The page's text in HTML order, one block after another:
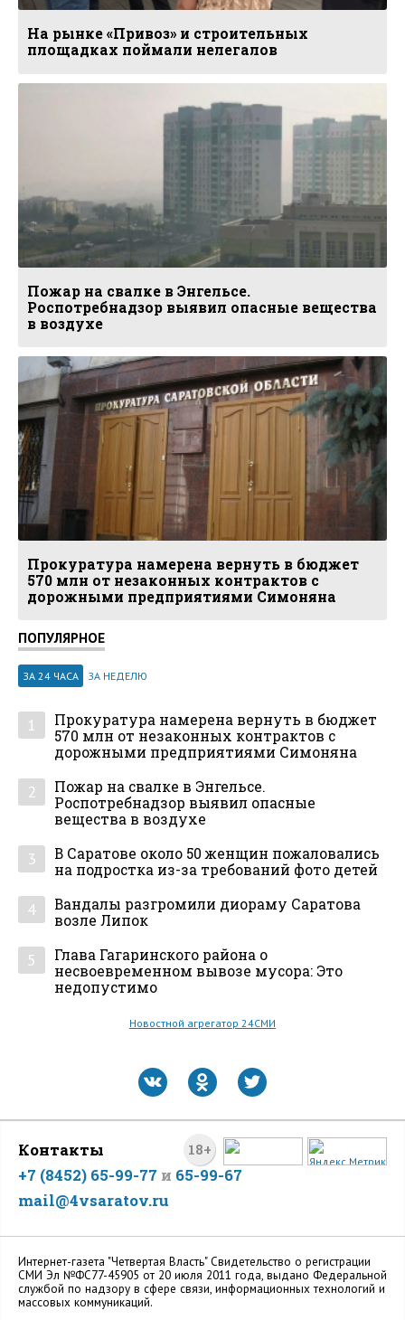
На рынке «Привоз» и строительных
площадках поймали нелегалов
Пожар на свалке в Энгельсе.
Роспотребнадзор выявил опасные вещества
в воздухе
Прокуратура намерена вернуть в бюджет
570 млн от незаконных контрактов с
дорожными предприятиями Симоняна
ПОПУЛЯРНОЕ
ЗА 24 ЧАСА ЗА НЕДЕЛЮ
1
Прокуратура намерена вернуть в бюджет
570 млн от незаконных контрактов с
дорожными предприятиями Симоняна
2
Пожар на свалке в Энгельсе.
Роспотребнадзор выявил опасные
вещества в воздухе
3
В Саратове около 50 женщин пожаловались
на подростка из-за требований фото детей
4
Вандалы разгромили диораму Саратова
возле Липок
5
Глава Гагаринского района о
несвоевременном вывозе мусора: Это
недопустимо
Новостной агрегатор 24СМИ
18+
Контакты
+7 (8452) 65-99-77 и 65-99-67
mail@4vsaratov.ru
Интернет-газета "Четвертая Власть" Cвидетельство о регистрации
СМИ Эл №ФС77-45905 от 20 июля 2011 года, выдано Федеральной
службой по надзору в сфере связи, информационных технологий и
массовых коммуникаций.